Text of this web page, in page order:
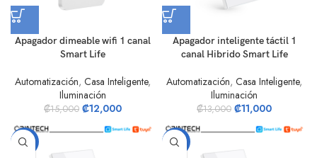
Apagador dimeable wifi 1 canal
Smart Life
Automatización, Casa Inteligente,
Iluminación
₡15,000 ₡12,000
Apagador inteligente táctil 1
canal Hibrido Smart Life
Automatización, Casa Inteligente,
Iluminación
₡13,000 ₡11,000
-14% -13%